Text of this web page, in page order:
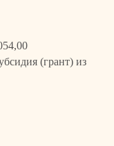
(грант) из